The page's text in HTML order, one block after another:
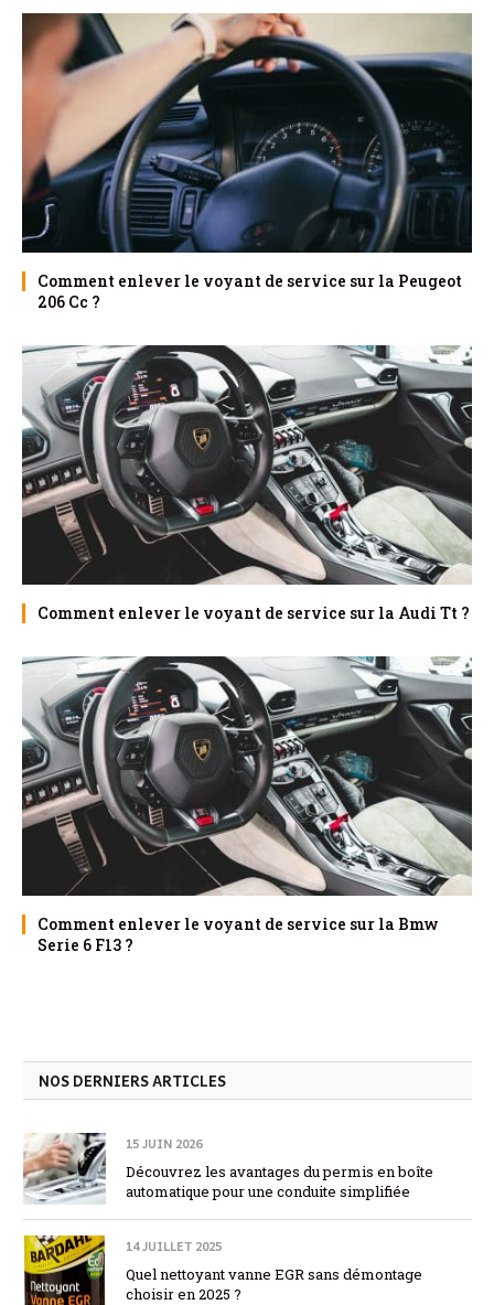
Comment enlever le voyant de service sur la Peugeot
206 Cc ?
Comment enlever le voyant de service sur la Audi Tt ?
Comment enlever le voyant de service sur la Bmw
Serie 6 F13 ?
NOS DERNIERS ARTICLES
15 JUIN 2026
Découvrez les avantages du permis en boîte
automatique pour une conduite simplifiée
14 JUILLET 2025
Quel nettoyant vanne EGR sans démontage
choisir en 2025 ?